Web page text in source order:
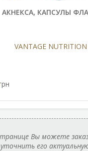
АКНЕКСА, КАПСУЛЫ
VANTAGE
Вы можете
его